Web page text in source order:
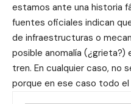
estamos ante una historia
fuentes oficiales indican
de infraestructuras o
posible anomalía (¿grieta?)
tren. En cualquier caso, no
porque en ese caso todo el